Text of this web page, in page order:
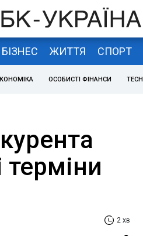
БІЗНЕС ЖИТТЯ СПОРТ
ОСОБИСТІ ФІНАНСИ TECH
терміни
2 хв